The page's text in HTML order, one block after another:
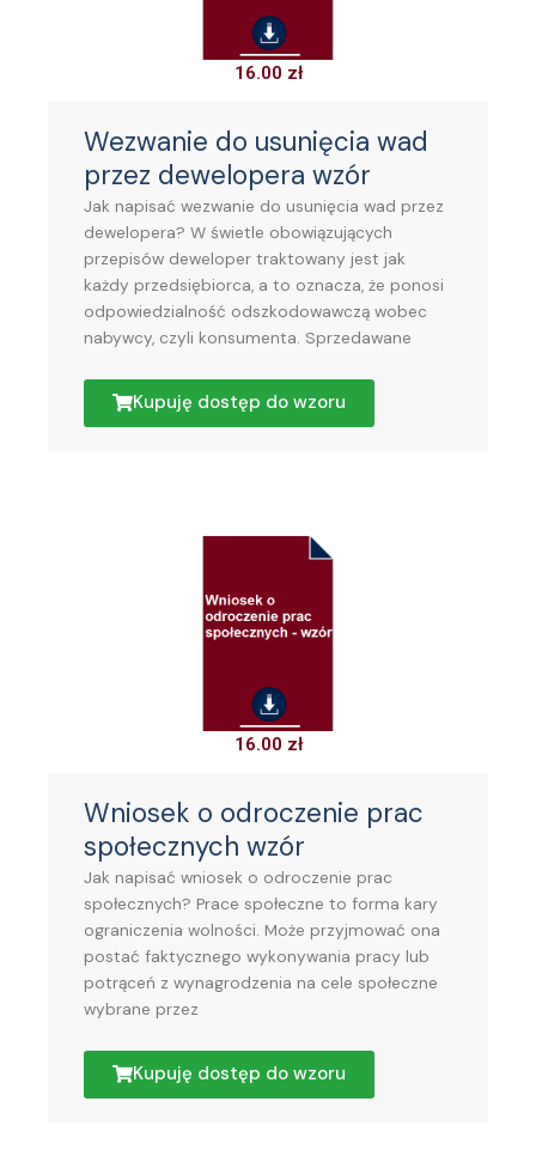
16.00 zł
Wezwanie do usunięcia wad
przez dewelopera wzór
Jak napisać wezwanie do usunięcia wad przez
dewelopera? W świetle obowiązujących
przepisów deweloper traktowany jest jak
każdy przedsiębiorca, a to oznacza, że ponosi
odpowiedzialność odszkodowawczą wobec
nabywcy, czyli konsumenta. Sprzedawane
Kupuję dostęp do wzoru
16.00 zł
Wniosek o odroczenie prac
społecznych wzór
Jak napisać wniosek o odroczenie prac
społecznych? Prace społeczne to forma kary
ograniczenia wolności. Może przyjmować ona
postać faktycznego wykonywania pracy lub
potrąceń z wynagrodzenia na cele społeczne
wybrane przez
Kupuję dostęp do wzoru